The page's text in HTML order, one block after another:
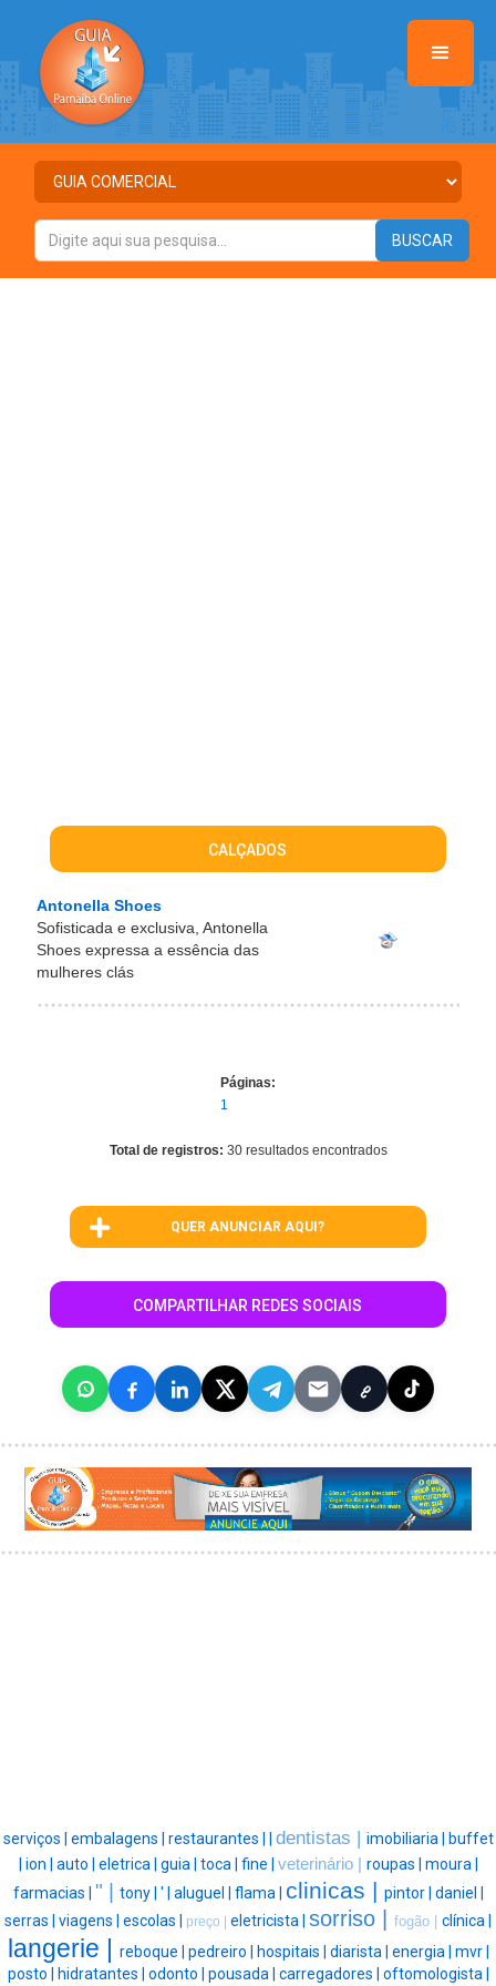
CALÇADOS
Antonella Shoes
Sofisticada e exclusiva, Antonella
Shoes expressa a essência das
mulheres clás
Páginas:
1
Total de registros: 30 resultados encontrados
QUER ANUNCIAR AQUI?
COMPARTILHAR REDES SOCIAIS
serviços | embalagens | restaurantes | dentistas | imobiliaria |
buffet
ion | auto | eletrica | guia | toca | fine | veterinário | roupas | moura |
farmacias | " | tony | ' | aluguel | flama | clinicas | pintor | daniel |
serras | viagens | escolas | preço | eletricista | sorriso | fogão | clínica |
langerie | reboque | pedreiro | hospitais | diarista | energia | mvr |
posto |
hidratantes | odonto | pousada | carregadores | oftomologista |